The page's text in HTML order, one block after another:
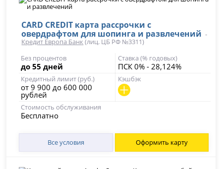
CARD CREDIT карта рассрочки с
овердрафтом для шопинга и развлечений -
Кредит Европа Банк (лиц. ЦБ РФ №3311)
Без процентов
до 55 дней
Ставка (% годовых)
ПСК 0% - 28,124%
Кредитный лимит (руб.)
от 9 900 до 600 000
рублей
Кэшбэк
Стоимость обслуживания
Бесплатно
Все условия Оформить карту